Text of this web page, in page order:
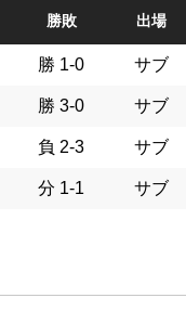
勝敗 出場
勝 1-0 サブ
勝 3-0 サブ
負 2-3 サブ
分 1-1 サブ